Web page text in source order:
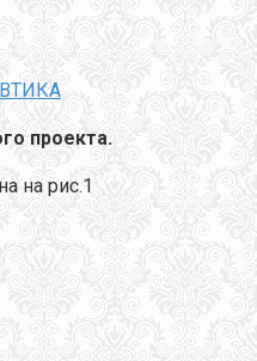
проекта.
на рис.1